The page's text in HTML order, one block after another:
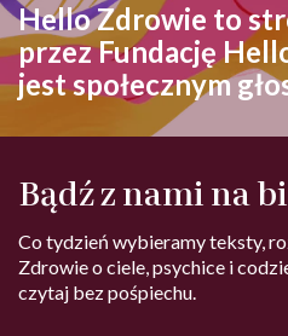
Hello Zdrowie to
przez Fundację
jest społecznym
Bądź z nami na
Co tydzień wybieramy teksty,
Zdrowie o ciele, psychice i
czytaj bez pośpiechu.